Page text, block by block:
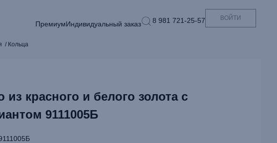
ПремиумИндивидуальный заказ 8 981 721-25-57 ВОЙТИ
Кольца
из красного и белого золота с
9111005Б